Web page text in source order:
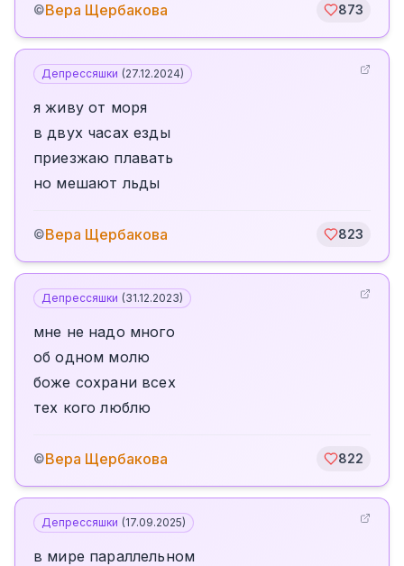
©Вера Щербакова 873
Депрессяшки (27.12.2024)
я живу от моря
в двух часах езды
приезжаю плавать
но мешают льды
©Вера Щербакова 823
Депрессяшки (31.12.2023)
мне не надо много
об одном молю
боже сохрани всех
тех кого люблю
©Вера Щербакова 822
Депрессяшки (17.09.2025)
в мире параллельном